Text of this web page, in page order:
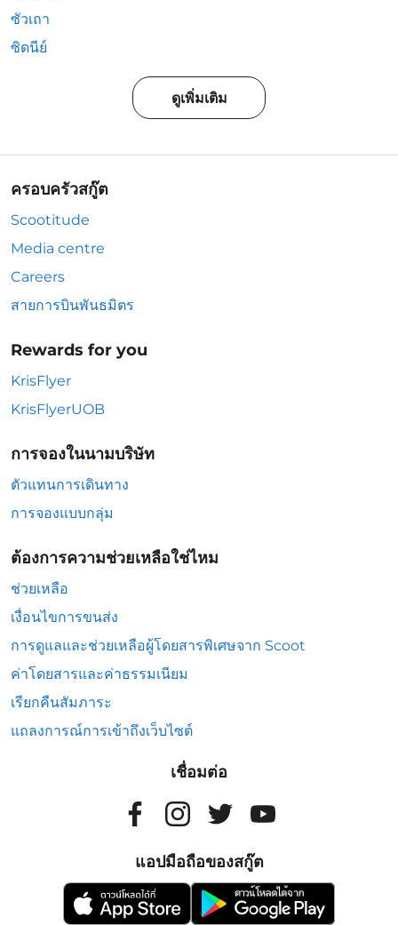
ซัวเถา
ซิดนีย์
ดูเพิ่มเติม
ครอบครัวสกู๊ต
Scootitude
Media centre
Careers
สายการบินพันธมิตร
Rewards for you
KrisFlyer
KrisFlyerUOB
การจองในนามบริษัท
ตัวแทนการเดินทาง
การจองแบบกลุ่ม
ต้องการความช่วยเหลือใช่ไหม
ช่วยเหลือ
เงื่อนไขการขนส่ง
การดูแลและช่วยเหลือผู้โดยสารพิเศษจาก Scoot
ค่าโดยสารและค่าธรรมเนียม
เรียกคืนสัมภาระ
แถลงการณ์การเข้าถึงเว็บไซต์
เชื่อมต่อ
แอปมือถือของสกู๊ต